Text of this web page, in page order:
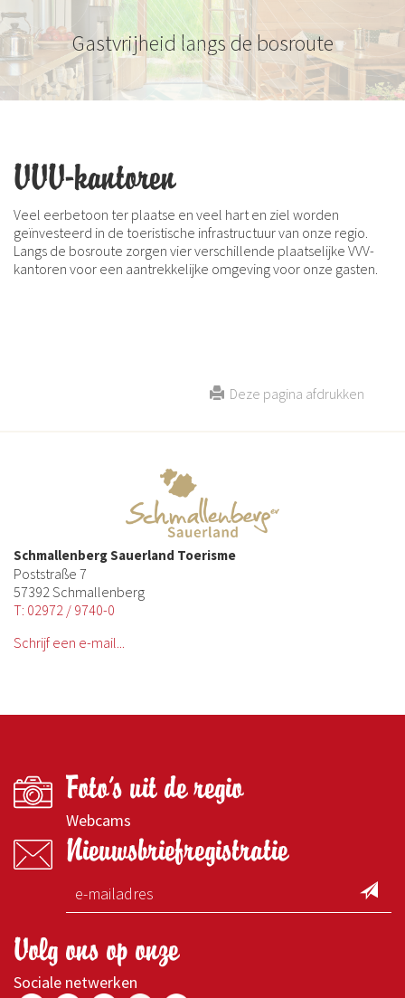
Gastvrijheid langs de bosroute
VVV-kantoren
Veel eerbetoon ter plaatse en veel hart en ziel worden
geïnvesteerd in de toeristische infrastructuur van onze regio.
Langs de bosroute zorgen vier verschillende plaatselijke VVV-
kantoren voor een aantrekkelijke omgeving voor onze gasten.
Deze pagina afdrukken
Schmallenberg Sauerland Toerisme
Poststraße 7
57392 Schmallenberg
T: 02972 / 9740-0
Schrijf een e-mail...
Foto's uit de regio
Webcams
Nieuwsbriefregistratie
Volg ons op onze
Sociale netwerken